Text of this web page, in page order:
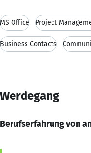
MS Office Project
Business Contacts
Werdegang
Berufserfahrung von